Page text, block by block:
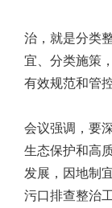
治，就是分类
宜、分类施策
有效规范和管
会议强调，要
生态保护和高
发展，因地制
污口排查整治